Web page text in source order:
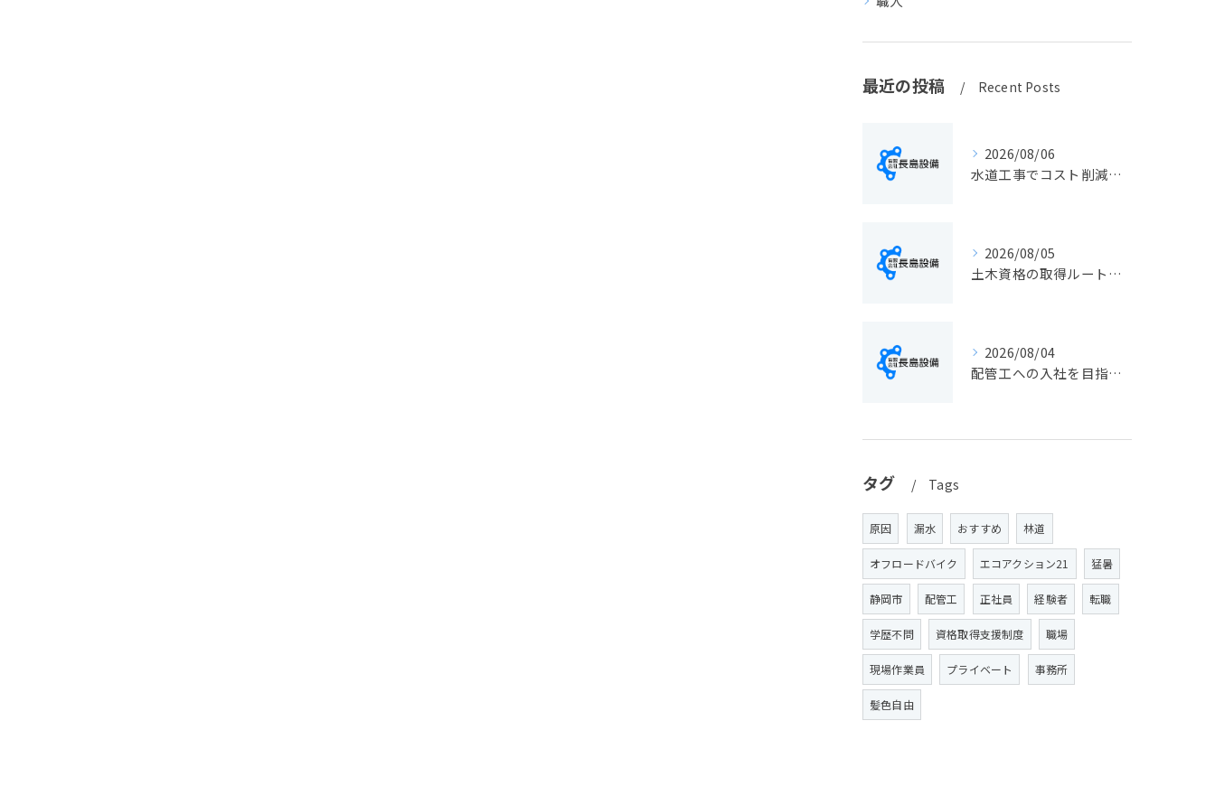
最近の投稿 Recent Posts
2026/08/06
水道工事でコスト削減を実現する静岡県静岡市の手続きと費用見直しポイント
2026/08/05
土木資格の取得ルートや静岡県静岡市でのキャリアアップ戦略を現実的に解説
2026/08/04
配管工への入社を目指す方へ静岡県静岡市で仕事選びと成長のステップ徹底ガイド
タグ Tags
原因 漏水 おすすめ 林道
オフロードバイク エコアクション21 猛暑
静岡市 配管工 正社員 経験者 転職
学歴不問 資格取得支援制度 職場
現場作業員 プライベート 事務所
髪色自由